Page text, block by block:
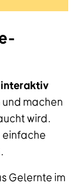
interaktiv
machen
wird.
einfache
Gelernte im